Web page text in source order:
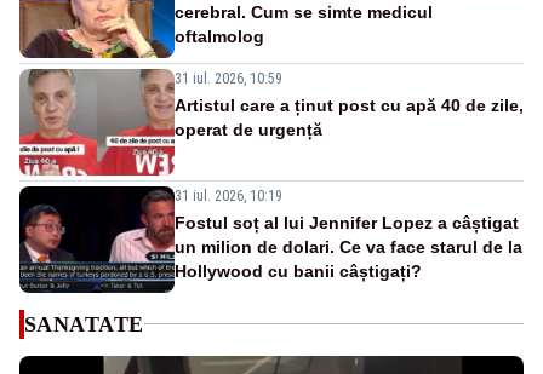
cerebral. Cum se simte medicul
oftalmolog
31 iul. 2026, 10:59
Artistul care a ținut post cu apă 40 de zile,
operat de urgență
31 iul. 2026, 10:19
Fostul soț al lui Jennifer Lopez a câștigat
un milion de dolari. Ce va face starul de la
Hollywood cu banii câștigați?
SANATATE